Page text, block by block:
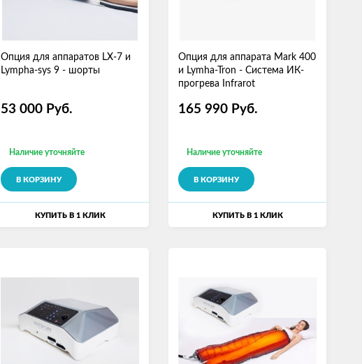
Опция для аппаратов LX-7 и
Lympha-sys 9 - шорты
53 000 Руб.
Наличие уточняйте
В КОРЗИНУ
КУПИТЬ В 1 КЛИК
Опция для аппарата Mark 400
и Lymha-Tron - Система ИК-
прогрева Infrarot
165 990 Руб.
Наличие уточняйте
В КОРЗИНУ
КУПИТЬ В 1 КЛИК